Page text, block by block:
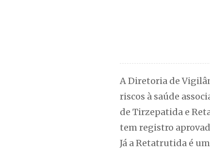
A Diretoria de
riscos à saúde
de Tirzepatida e
tem registro
Já a Retatrutida é